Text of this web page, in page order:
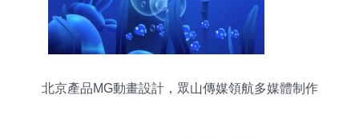
北京產品MG動畫設計，眾山傳媒領航多媒體制作